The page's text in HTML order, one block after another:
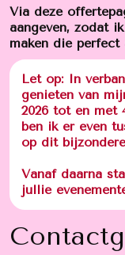
Via deze
aangeven, zodat
maken die
Let op: In
genieten van
2026 tot en met
ben ik er even
op dit
Vanaf daarna
jullie